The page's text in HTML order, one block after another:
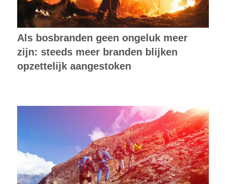
Als bosbranden geen ongeluk meer
zijn: steeds meer branden blijken
opzettelijk aangestoken